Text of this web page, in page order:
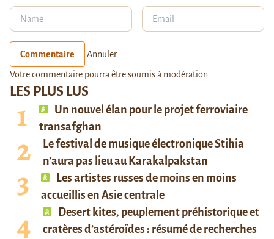
LES PLUS LUS
Un nouvel élan pour le projet ferroviaire
transafghan
Le festival de musique électronique Stihia
n’aura pas lieu au Karakalpakstan
Les artistes russes de moins en moins
accueillis en Asie centrale
Desert kites, peuplement préhistorique et
cratères d’astéroïdes : résumé de recherches
Commentaire Annuler
Votre commentaire pourra être soumis à modération.